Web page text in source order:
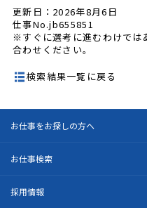
更新日：2026年8月6日
仕事No.jb655851
※すぐに選考に進むわけでは
合わせください。
検索結果一覧に戻る
お仕事をお探しの方へ
お仕事検索
採用情報